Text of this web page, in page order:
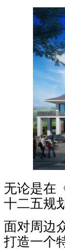
无论是在
十二五规
面对周边
打造一个